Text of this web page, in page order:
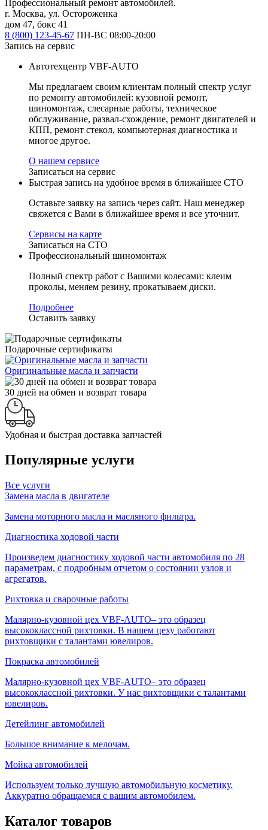
Профессиональный ремонт автомобилей.
г. Москва, ул. Остороженка
дом 47, бокс 41
8 (800) 123-45-67 ПН-ВС 08:00-20:00
Запись на сервис
Автотехцентр VBF-AUTO
Мы предлагаем своим клиентам полный спектр услуг
по ремонту автомобилей: кузовной ремонт,
шиномонтаж, слесарные работы, техническое
обслуживание, развал-схождение, ремонт двигателей и
КПП, ремонт стекол, компьютерная диагностика и
многое другое.
О нашем сервисе
Записаться на сервис
Быстрая запись на удобное время в ближайшее СТО
Оставьте заявку на запись через сайт. Наш менеджер
свяжется с Вами в ближайшее время и все уточнит.
Сервисы на карте
Записаться на СТО
Профессиональный шиномонтаж
Полный спектр работ с Вашими колесами: клеим
проколы, меняем резину, прокатываем диски.
Подробнее
Оставить заявку
Подарочные сертификаты
Оригинальные масла и запчасти
30 дней на обмен и возврат товара
Удобная и быстрая доставка запчастей
Популярные услуги
Все услуги
Замена масла в двигателе
Замена моторного масла и масляного фильтра.
Диагностика ходовой части
Произведем диагностику ходовой части автомобиля по 28
параметрам, с подробным отчетом о состоянии узлов и
агрегатов.
Рихтовка и сварочные работы
Малярно-кузовной цех VBF-AUTO– это образец
высококлассной рихтовки. В нашем цеху работают
рихтовщики с талантами ювелиров.
Покраска автомобилей
Малярно-кузовной цех VBF-AUTO– это образец
высококлассной рихтовки. У нас рихтовщики с талантами
ювелиров.
Детейлинг автомобилей
Большое внимание к мелочам.
Мойка автомобилей
Используем только лучшую автомобильную косметику.
Аккуратно обращаемся с вашим автомобилем.
Каталог товаров